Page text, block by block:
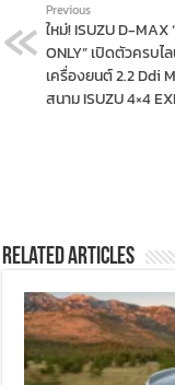
Previous
ใหม่! ISUZU D-MAX
ONLY” เปิดตัวครบ
เครื่องยนต์ 2.2 Ddi
สนาม ISUZU 4×4
Related Articles